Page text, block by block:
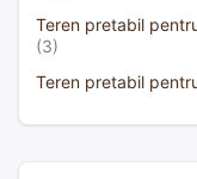
Teren pretabil
(3)
Teren pretabil